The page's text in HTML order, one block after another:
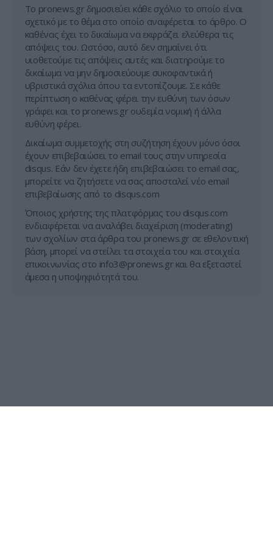
Tο pronews.gr δημοσιεύει κάθε σχόλιο το οποίο είναι
σχετικό με το θέμα στο οποίο αναφέρεται το άρθρο. Ο
καθένας έχει το δικαίωμα να εκφράζει ελεύθερα τις
απόψεις του. Ωστόσο, αυτό δεν σημαίνει ότι
υιοθετούμε τις απόψεις αυτές και διατηρούμε το
δικαίωμα να μην δημοσιεύουμε συκοφαντικά ή
υβριστικά σχόλια όπου τα εντοπίζουμε. Σε κάθε
περίπτωση ο καθένας φέρει την ευθύνη των όσων
γράφει και το pronews.gr ουδεμία νομική ή άλλα
ευθύνη φέρει.
Δικαίωμα συμμετοχής στη συζήτηση έχουν μόνο όσοι
έχουν επιβεβαιώσει το email τους στην υπηρεσία
disqus. Εάν δεν έχετε ήδη επιβεβαιώσει το email σας,
μπορείτε να ζητήσετε να σας αποσταλεί νέο email
επιβεβαίωσης από το disqus.com
Όποιος χρήστης της πλατφόρμας του disqus.com
ενδιαφέρεται να αναλάβει διαχείριση (moderating)
των σχολίων στα άρθρα του pronews.gr σε εθελοντική
βάση, μπορεί να στείλει τα στοιχεία του και στοιχεία
επικοινωνίας στο info3@pronews.gr και θα εξεταστεί
άμεσα η υποψηφιότητά του.